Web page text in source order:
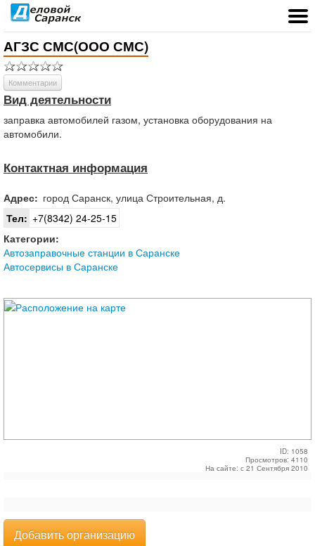
АГЗС СМС(ООО СМС)
Комментарии
Вид деятельности
заправка автомобилей газом, установка оборудования на
автомобили.
Контактная информация
Адрес: город Саранск, улица Строительная, д.
Тел: +7(8342) 24-25-15
Категории:
Автозаправочные станции в Саранске
Автосервисы в Саранске
ID: 1058
Просмотров: 4110
На сайте: с 21 Сентября 2010
Добавить организацию